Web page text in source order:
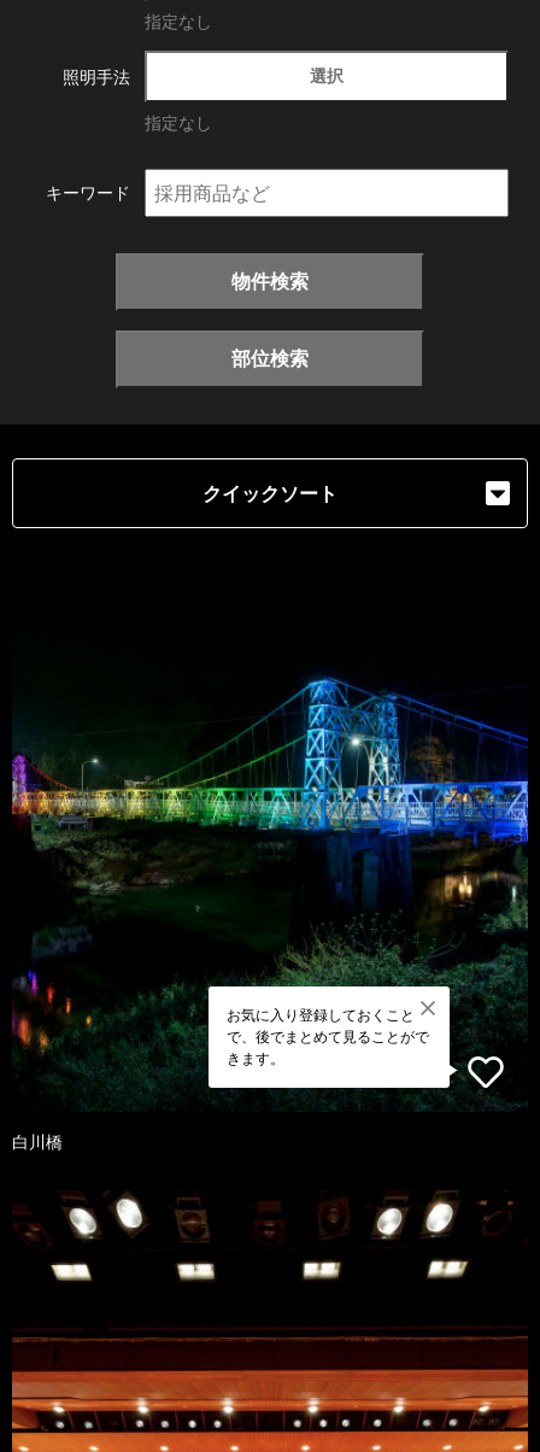
指定なし
照明手法 選択
指定なし
キーワード
物件検索
部位検索
クイックソート
お気に入り登録しておくこと
で、後でまとめて見ることがで
きます。
白川橋